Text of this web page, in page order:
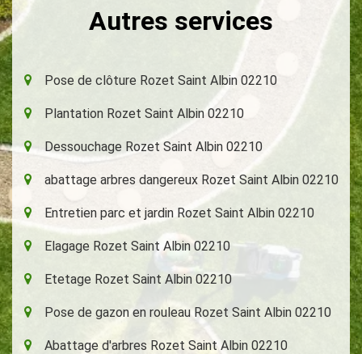
Autres services
Pose de clôture Rozet Saint Albin 02210
Plantation Rozet Saint Albin 02210
Dessouchage Rozet Saint Albin 02210
abattage arbres dangereux Rozet Saint Albin 02210
Entretien parc et jardin Rozet Saint Albin 02210
Elagage Rozet Saint Albin 02210
Etetage Rozet Saint Albin 02210
Pose de gazon en rouleau Rozet Saint Albin 02210
Abattage d'arbres Rozet Saint Albin 02210